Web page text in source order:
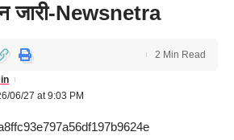
जारी-Newsnetra
06/27 at 9:03 PM
2 Min Read